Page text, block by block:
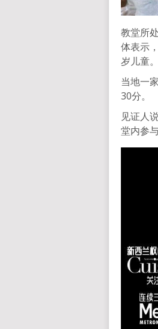
教堂所
体表示
岁儿童。
当地一
30分。
见证人
堂内参